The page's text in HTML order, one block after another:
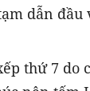
dẫn đầu
thứ 7 do